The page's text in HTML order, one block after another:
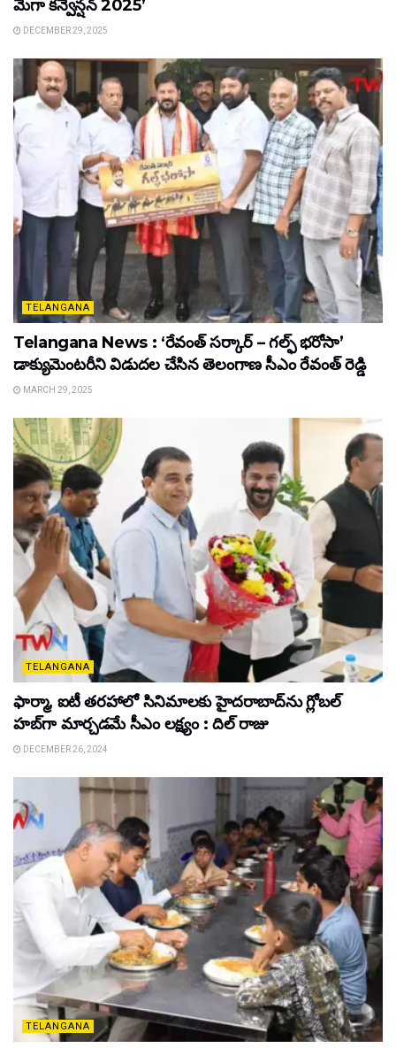
మెగా కన్వెన్షన్ 2025’
DECEMBER 29, 2025
TELANGANA
Telangana News : ‘రేవంత్ సర్కార్ – గల్ఫ్ భరోసా’
డాక్యుమెంటరీని విడుదల చేసిన తెలంగాణ సీఎం రేవంత్ రెడ్డి
MARCH 29, 2025
TELANGANA
ఫార్మా, ఐటీ తరహాలో సినిమాలకు హైదరాబాద్‌ను గ్లోబల్
హబ్‌గా మార్చడమే సీఎం లక్ష్యం : దిల్ రాజు
DECEMBER 26, 2024
TELANGANA